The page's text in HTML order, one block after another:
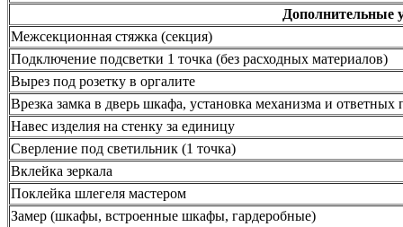
Дополнительные
Межсекционная стяжка (секция)
Подключение подсветки 1 точка (без расходных материалов)
Вырез под розетку в оргалите
Врезка замка в дверь шкафа, установка механизма и ответных
Навес изделия на стенку за единицу
Сверление под светильник (1 точка)
Вклейка зеркала
Поклейка шлегеля мастером
Замер (шкафы, встроенные шкафы, гардеробные)